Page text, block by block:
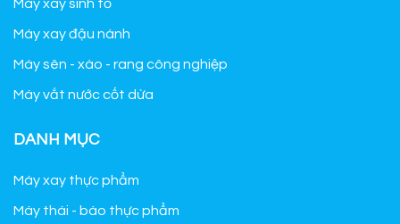
Máy xay sinh tố
Máy xay đậu nành
Máy sên - xào - rang công nghiệp
Máy vắt nước cốt dừa
DANH MỤC
Máy xay thực phẩm
Máy thái - bào thực phẩm